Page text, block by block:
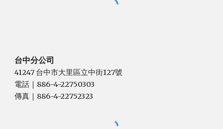
台中分公司
41247 台中市大里區立中街127號
電話
886-4-22750303
傳真
886-4-22752323